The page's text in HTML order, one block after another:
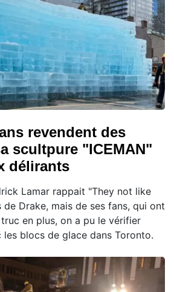
revendent des
scultpure "ICEMAN"
délirants
Lamar rappait "They not like
de Drake, mais de ses fans, qui ont
en plus, on a pu le vérifier
les blocs de glace dans Toronto.